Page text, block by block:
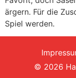
ärgern. Für die
Spiel werden.
© 2026